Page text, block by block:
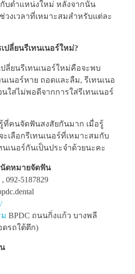
บตำแหน่งใหม่ หลังจากนั้น
งเวลาที่เหมาะสมสำหรับแต่ละ
ปลี่ยนรีเทนเนอร์ใหม่?
ลี่ยนรีเทนเนอร์ใหม่คือจะพบ
เนอร์หาย ถอดและลืม, รีเทนเนอ
ใส่ไม่พอดีจากการใส่รีเทนเนอร์
ที่คนจัดฟันสงสัยกันมาก เมื่อรู้
เลือกรีเทนเนอร์ที่เหมาะสมกับ
นเนอร์กันเป็นประจำด้วยนะคะ
ดหมายจัดฟัน
092-5187829
BPDC ถนนกิ่งแก้ว บางพลี
รถใต้ตึก)